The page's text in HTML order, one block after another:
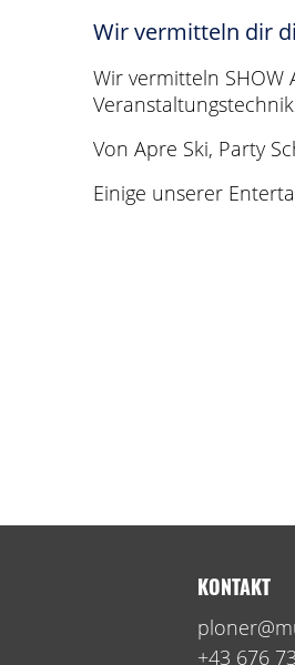
Wir vermitteln dir
Wir vermitteln SHOW
Von Apre Ski, Party
Einige unserer
KONTAKT
+43 676